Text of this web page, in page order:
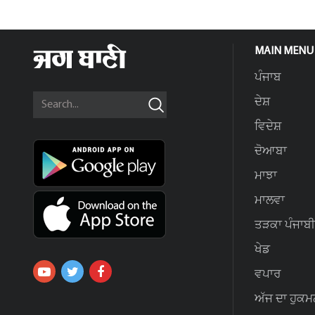
MAIN MENU
ਪੰਜਾਬ
ਦੇਸ਼
ਵਿਦੇਸ਼
ਦੋਆਬਾ
ਮਾਝਾ
ਮਾਲਵਾ
ਤੜਕਾ ਪੰਜਾਬੀ
ਖੇਡ
ਵਪਾਰ
ਅੱਜ ਦਾ